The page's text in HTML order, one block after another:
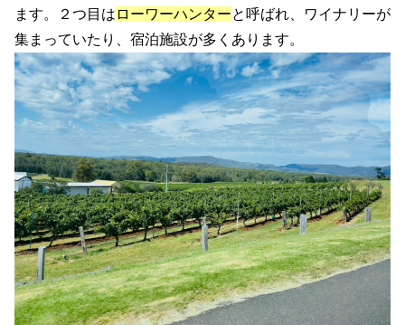
ます。２つ目は ローワーハンターと呼ばれ、ワイナリーが
集まっていたり、宿泊施設が多くあります。